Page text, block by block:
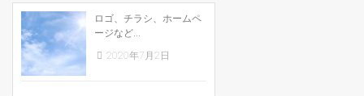
パートナーシップ
お問い合わせ
サイトマップ
ロゴ、チラシ、ホームペ
ージなど...
2020年7月2日